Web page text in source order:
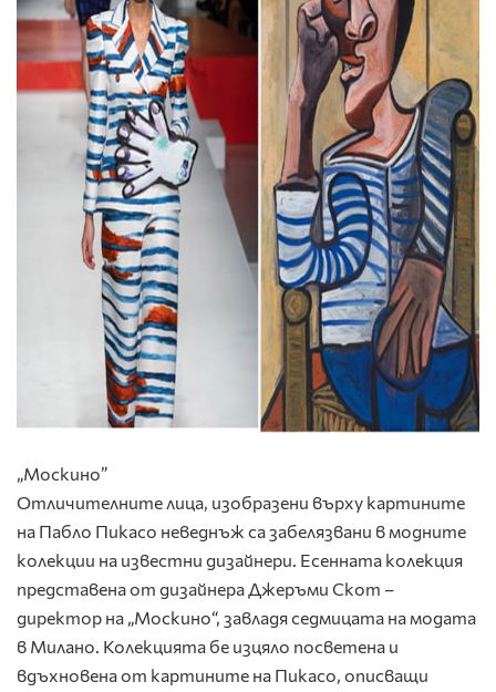
„Москино”
Отличителните лица, изобразени върху картините
на Пабло Пикасо неведнъж са забелязвани в модните
колекции на известни дизайнери. Есенната колекция
представена от дизайнера Джеръми Скот –
директор на „Москино“, завладя седмицата на модата
в Милано. Колекцията бе изцяло посветена и
вдъхновена от картините на Пикасо, описващи